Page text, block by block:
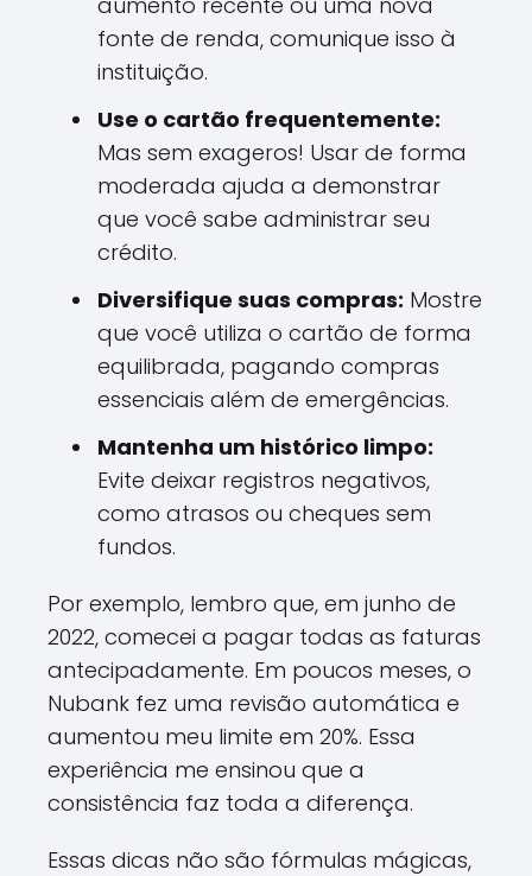
fonte de renda, comunique isso à
instituição.
Use o cartão frequentemente:
Mas sem exageros! Usar de forma
moderada ajuda a demonstrar
que você sabe administrar seu
crédito.
Diversifique suas compras: Mostre
que você utiliza o cartão de forma
equilibrada, pagando compras
essenciais além de emergências.
Mantenha um histórico limpo:
Evite deixar registros negativos,
como atrasos ou cheques sem
fundos.
Por exemplo, lembro que, em junho de
2022, comecei a pagar todas as faturas
antecipadamente. Em poucos meses, o
Nubank fez uma revisão automática e
aumentou meu limite em 20%. Essa
experiência me ensinou que a
consistência faz toda a diferença.
Essas dicas não são fórmulas mágicas,